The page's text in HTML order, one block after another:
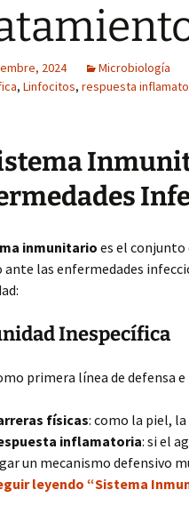
2024 Microbiología
, Linfocitos, respuesta
inmunitario es el conjunto
ante las enfermedades
Inespecífica
primera línea de defensa e
físicas: como la piel, la
inflamatoria: si el
un mecanismo defensivo
leyendo “Sistema